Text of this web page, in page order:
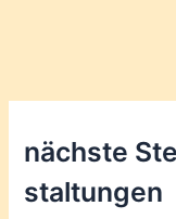
nächste
staltungen